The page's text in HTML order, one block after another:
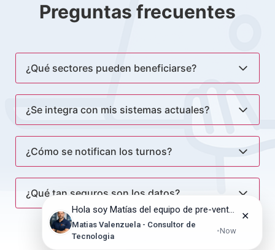
Preguntas frecuentes
¿Qué sectores pueden beneficiarse?
¿Se integra con mis sistemas actuales?
¿Cómo se notifican los turnos?
¿Qué tan seguros son los datos?
Hola soy Matías del equipo de pre-venta de servicios, mucho gusto. ¿En qué puedo ayudarte hoy?
Matias Valenzuela - Consultor de
Tecnologia
•Now
✕